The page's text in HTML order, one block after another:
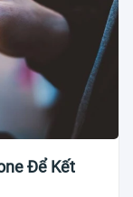
Để Kết